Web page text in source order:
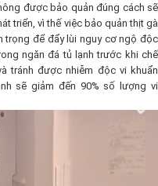
được bảo quản đúng cách sẽ
triển, vì thế việc bảo quản thịt gà
trọng để đẩy lùi nguy cơ ngộ độc
ngăn đá tủ lạnh trước khi chế
tránh được nhiễm độc vi khuẩn
sẽ giảm đến 90% số lượng vi